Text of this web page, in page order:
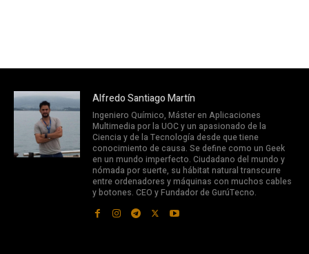
Alfredo Santiago Martín
Ingeniero Químico, Máster en Aplicaciones
Multimedia por la UOC y un apasionado de la
Ciencia y de la Tecnología desde que tiene
conocimiento de causa. Se define como un Geek
en un mundo imperfecto. Ciudadano del mundo y
nómada por suerte, su hábitat natural transcurre
entre ordenadores y máquinas con muchos cables
y botones. CEO y Fundador de GurúTecno.